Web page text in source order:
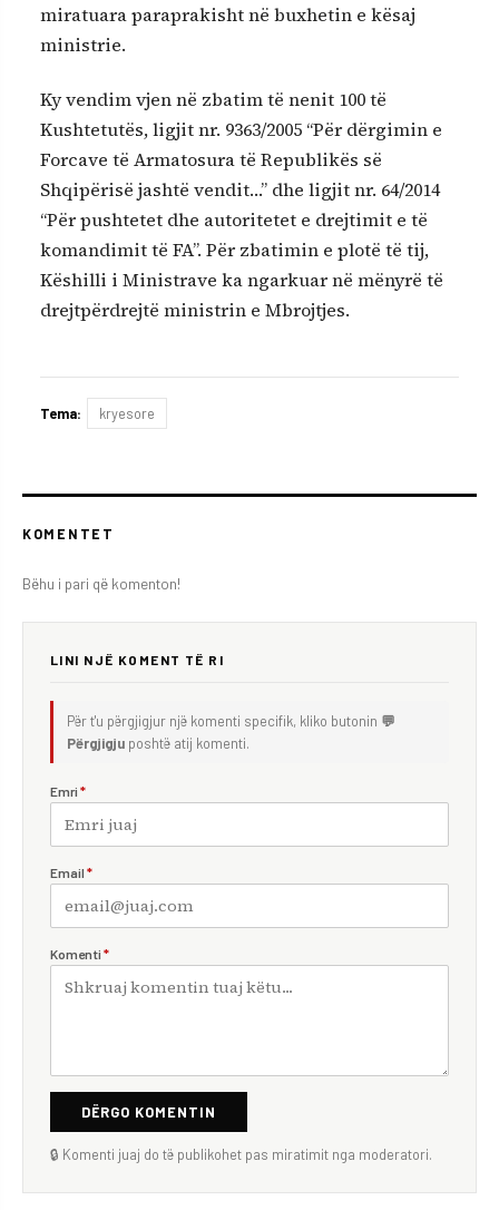
miratuara paraprakisht në buxhetin e kësaj
ministrie.
Ky vendim vjen në zbatim të nenit 100 të
Kushtetutës, ligjit nr. 9363/2005 “Për dërgimin e
Forcave të Armatosura të Republikës së
Shqipërisë jashtë vendit…” dhe ligjit nr. 64/2014
“Për pushtetet dhe autoritetet e drejtimit e të
komandimit të FA”. Për zbatimin e plotë të tij,
Këshilli i Ministrave ka ngarkuar në mënyrë të
drejtpërdrejtë ministrin e Mbrojtjes.
Tema: kryesore
KOMENTET
Bëhu i pari që komenton!
LINI NJË KOMENT TË RI
Për t'u përgjigjur një komenti specifik, kliko butonin 💬
Përgjigju poshtë atij komenti.
Emri *
Email *
Komenti *
DËRGO KOMENTIN
🔒 Komenti juaj do të publikohet pas miratimit nga moderatori.